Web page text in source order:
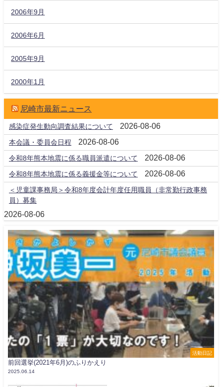
2006年9月
2006年6月
2005年9月
2000年1月
尼崎市最新ニュース
感染症発生動向調査結果について 2026-08-06
本会議・委員会日程 2026-08-06
令和8年熊本地震に係る職員派遣について 2026-08-06
令和8年熊本地震に係る義援金等について 2026-08-06
＜児童課事務局＞令和8年度会計年度任用職員（非常勤行政事務
員）募集
2026-08-06
活動日記
前回選挙(2021年6月)のふりかえり
2025.06.14